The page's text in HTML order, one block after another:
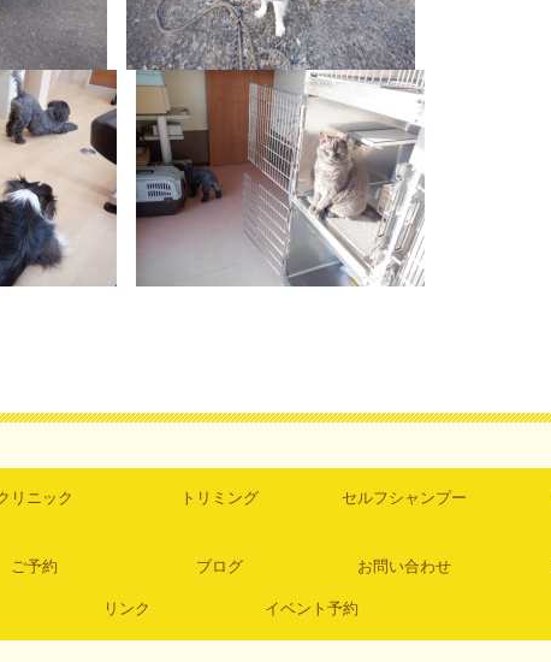
リニック トリミング セルフシャンプー
ご予約 ブログ お問い合わせ
リンク イベント予約